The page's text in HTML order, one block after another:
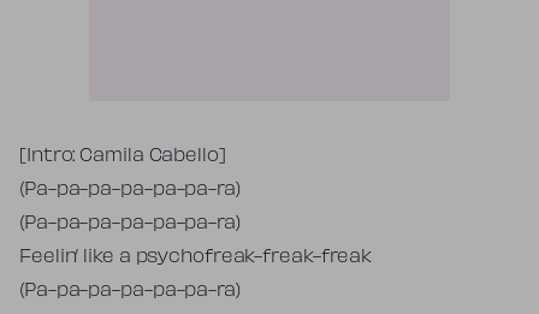
Tekst piosenki
[Intro: Camila Cabello]
(Pa-pa-pa-pa-pa-pa-ra)
(Pa-pa-pa-pa-pa-pa-ra)
Feelin’ like a psychofreak-freak-freak
(Pa-pa-pa-pa-pa-pa-ra)